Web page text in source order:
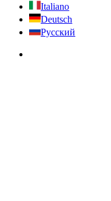
Italiano
Deutsch
Русский